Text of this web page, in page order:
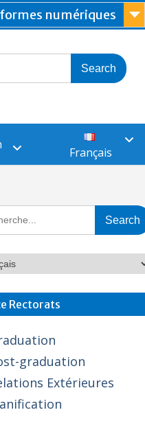
numériques
Français
Rectorats
graduation
Extérieures